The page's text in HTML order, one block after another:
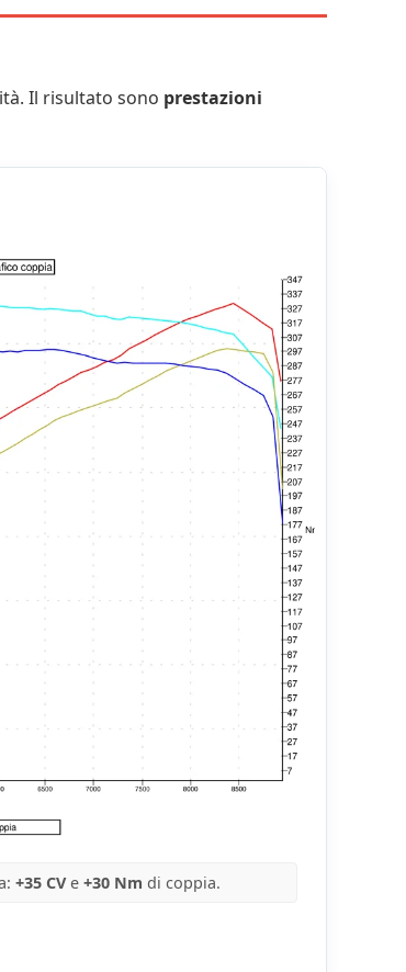
Il risultato sono prestazioni
+35 CVe +30 Nm di coppia.